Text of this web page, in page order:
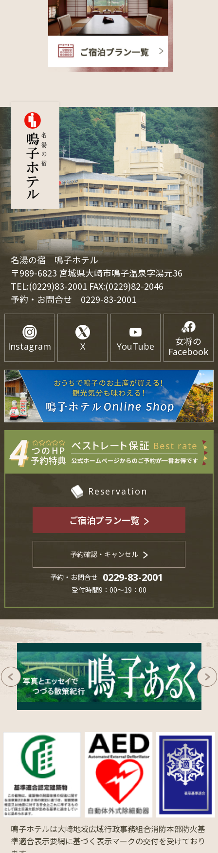
名湯の宿 鳴子ホテル
〒989-6823 宮城県大崎市鳴子温泉字湯元36
TEL:(0229)83-2001 FAX:(0229)82-2046
予約・お問合せ 0229-83-2001
Instagram X YouTube
女将の
Facebook
Reservation
ご宿泊プラン一覧
予約確認・キャンセル
予約・お問合せ 0229-83-2001
受付時間9：00～19：00
鳴子ホテルは大崎地域広域行政事務組合消防本部防火基
準適合表示要網に基づく表示マークの交付を受けており